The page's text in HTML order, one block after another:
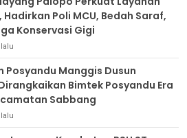
Hadirkan Poli MCU, Bedah Saraf,
Konservasi Gigi
Posyandu Manggis Dusun
Bimtek Posyandu Era
Sabbang